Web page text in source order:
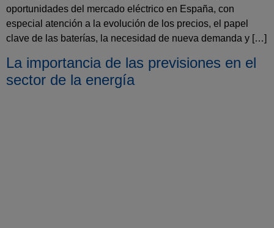
oportunidades del mercado eléctrico en España, con
especial atención a la evolución de los precios, el papel
clave de las baterías, la necesidad de nueva demanda y […]
La importancia de las previsiones en el
sector de la energía